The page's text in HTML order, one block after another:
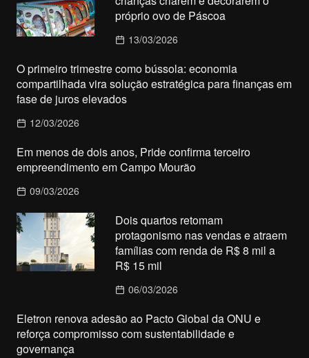
próprio ovo de Páscoa
13/03/2026
O primeiro trimestre como bússola: economia
compartilhada vira solução estratégica para finanças em
fase de juros elevados
12/03/2026
Em menos de dois anos, Pride confirma terceiro
empreendimento em Campo Mourão
09/03/2026
Dois quartos retomam
protagonismo nas vendas e atraem
famílias com renda de R$ 8 mil a
R$ 15 mil
06/03/2026
Eletron renova adesão ao Pacto Global da ONU e
reforça compromisso com sustentabilidade e
governança